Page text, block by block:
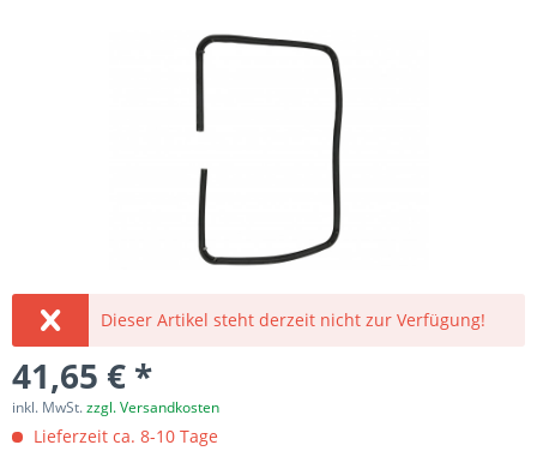
Dieser Artikel steht derzeit nicht zur Verfügung!
41,65 € *
inkl. MwSt.zzgl. Versandkosten
Lieferzeit ca. 8-10 Tage